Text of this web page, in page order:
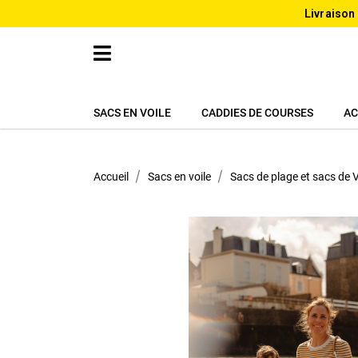
SACS EN VOILE CADDIES DE COURSES
Accueil Sacs en voile Sacs de plage et sacs de